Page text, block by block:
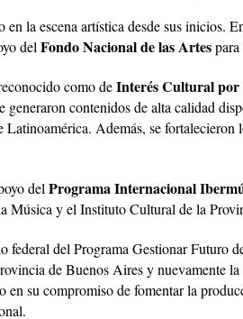
en la escena artística desde sus inicios.
del Fondo Nacional de las Artes
como deInterés Cultural por
generaron contenidos de alta calidad
Latinoamérica. Además, se
del Programa Internacional
Música y el Instituto Cultural de la
federal del Programa Gestionar Futuro
de Buenos Aires y nuevamente
en su compromiso de fomentar la